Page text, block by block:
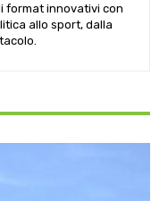
format innovativi con
allo sport, dalla